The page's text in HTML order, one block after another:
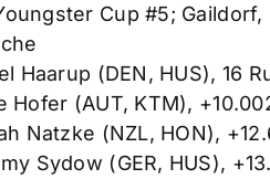
Cup #5; Gaildorf,
Haarup (DEN, HUS), 16
Hofer (AUT, KTM),
Natzke (NZL, HON),
Sydow (GER, HUS),